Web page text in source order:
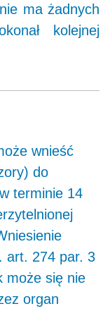
ma żadnych
kolejnej
wnieść
do
terminie 14
art. 274 par. 3
może się nie
organ